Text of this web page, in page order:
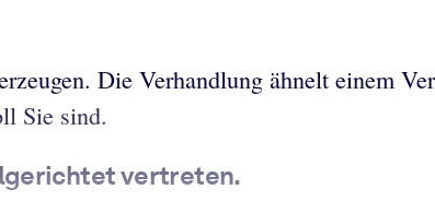
Die Verhandlung ähnelt einem
Sie sind.
vertreten.